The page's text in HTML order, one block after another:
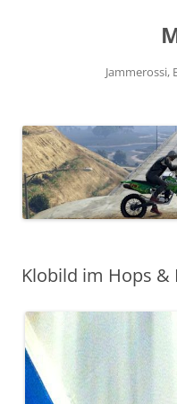
Jammerossi,
Klobild im Hops &